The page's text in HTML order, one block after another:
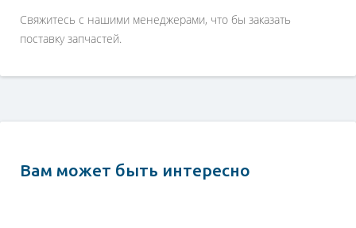
Свяжитесь с нашими менеджерами, что бы заказать
поставку запчастей.
Вам может быть интересно